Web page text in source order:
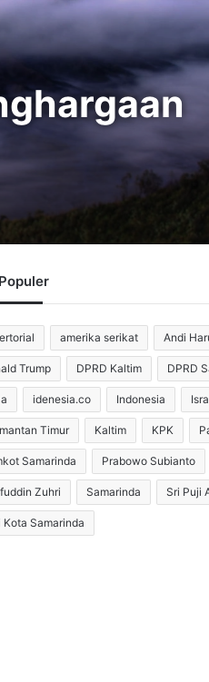
amerika serikat Andi
Trump DPRD Kaltim DPRD
idenesia.co Indonesia
Timur Kaltim KPK
Samarinda Prabowo Subianto
Zuhri Samarinda Sri Puji
Kota Samarinda